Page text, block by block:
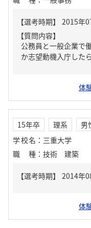
【質問内容】
公務員と一般企業で
か志望動機入庁した
体
15年卒 理系
男
学校名 ： 三重大学
職種 ： 技術 建築
体